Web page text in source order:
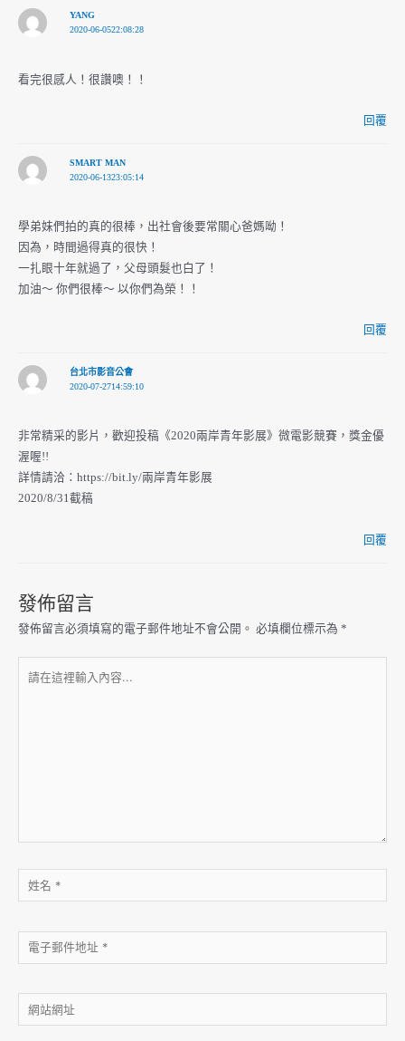
YANG
2020-06-0522:08:28
看完很感人！很讚噢！！
回覆
SMART MAN
2020-06-1323:05:14
學弟妹們拍的真的很棒，出社會後要常關心爸媽呦！
因為，時間過得真的很快！
一扎眼十年就過了，父母頭髮也白了！
加油～ 你們很棒～ 以你們為榮！！
回覆
台北市影音公會
2020-07-2714:59:10
非常精采的影片，歡迎投稿《2020兩岸青年影展》微電影競賽，獎金優
渥喔!!
詳情請洽：https://bit.ly/兩岸青年影展
2020/8/31截稿
回覆
發佈留言
發佈留言必須填寫的電子郵件地址不會公開。 必填欄位標示為 *